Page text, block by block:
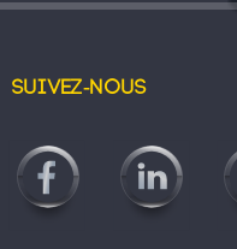
Suivez-nous